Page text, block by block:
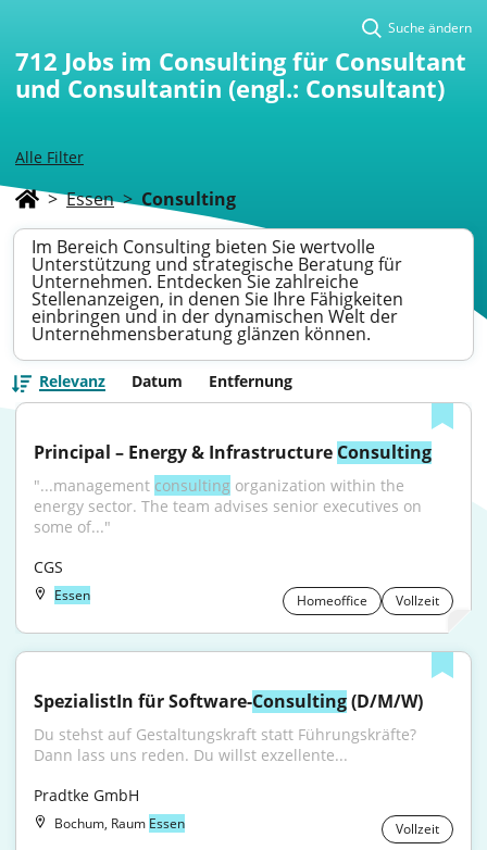
Alle Filter
Suche ändern
712 Jobs im Consulting für Consultant
und Consultantin (engl.: Consultant)
> Essen > Consulting
Im Bereich Consulting bieten Sie wertvolle
Unterstützung und strategische Beratung für
Unternehmen. Entdecken Sie zahlreiche
Stellenanzeigen, in denen Sie Ihre Fähigkeiten
einbringen und in der dynamischen Welt der
Unternehmensberatung glänzen können.
Relevanz Datum Entfernung
Principal – Energy & Infrastructure Consulting
"...management consulting organization within the
energy sector. The team advises senior executives on
some of..."
CGS
Essen Homeoffice Vollzeit
SpezialistIn für Software-Consulting (D/M/W)
Du stehst auf Gestaltungskraft statt Führungskräfte?
Dann lass uns reden. Du willst exzellente...
Pradtke GmbH
Bochum, Raum Essen Vollzeit